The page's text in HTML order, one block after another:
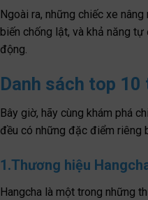
Ngoài ra, những chiếc xe
biến chống lật, và khả năng
động.
Danh sách top 10
Bây giờ, hãy cùng khám phá
đều có những đặc điểm riêng
1.Thương hiệu
Hangcha là một trong những